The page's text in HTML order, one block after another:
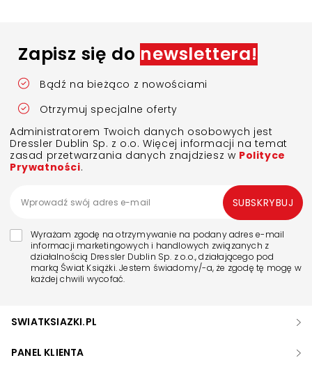
Zapisz się do newslettera!
Bądź na bieżąco z nowościami
Otrzymuj specjalne oferty
Administratorem Twoich danych osobowych jest
Dressler Dublin Sp. z o.o. Więcej informacji na temat
zasad przetwarzania danych znajdziesz w Polityce
Prywatności.
Wyrażam zgodę na otrzymywanie na podany adres e-mail
informacji marketingowych i handlowych związanych z
działalnością Dressler Dublin Sp. z o.o., działającego pod
marką Świat Książki. Jestem świadomy/-a, że zgodę tę mogę w
każdej chwili wycofać.
SUBSKRYBUJ
SWIATKSIAZKI.PL
PANEL KLIENTA